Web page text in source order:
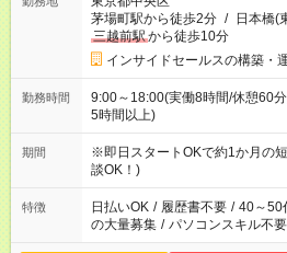
茅場町駅から徒歩2分 / 日本橋(
三越前駅から徒歩10分
インサイドセールスの構築・
勤務時間
9:00～18:00(実働8時間/休憩60
5時間以上)
期間
※即日スタートOKで約1か月の
談OK！)
特徴 日払いOK / 履歴書不要 / 40～50
の大量募集 / パソコンスキル不要